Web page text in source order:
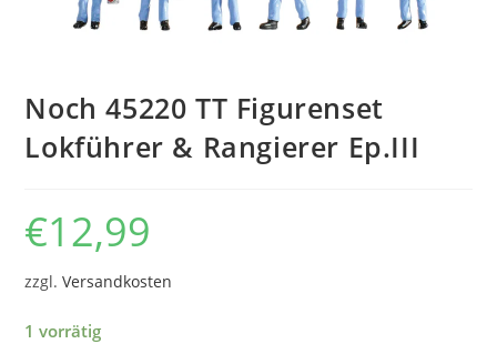
Noch 45220 TT Figurenset
Lokführer & Rangierer Ep.III
€12,99
zzgl.Versandkosten
1 vorrätig